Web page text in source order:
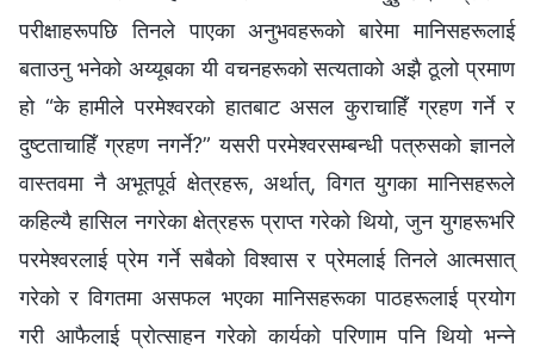
परीक्षाहरूपछि तिनले पाएका अनुभवहरूको बारेमा मानिसहरूलाई
बताउनु भनेको अय्यूबका यी वचनहरूको सत्यताको अझै ठूलो प्रमाण
हो “के हामीले परमेश्‍वरको हातबाट असल कुराचाहिँ ग्रहण गर्ने र
दुष्टताचाहिँ ग्रहण नगर्ने?” यसरी परमेश्‍वरसम्‍बन्धी पत्रुसको ज्ञानले
वास्तवमा नै अभूतपूर्व क्षेत्रहरू, अर्थात्, विगत युगका मानिसहरूले
कहिल्यै हासिल नगरेका क्षेत्रहरू प्राप्त गरेको थियो, जुन युगहरूभरि
परमेश्‍वरलाई प्रेम गर्ने सबैको विश्‍वास र प्रेमलाई तिनले आत्मसात्
गरेको र विगतमा असफल भएका मानिसहरूका पाठहरूलाई प्रयोग
गरी आफैलाई प्रोत्साहन गरेको कार्यको परिणाम पनि थियो भन्‍ने